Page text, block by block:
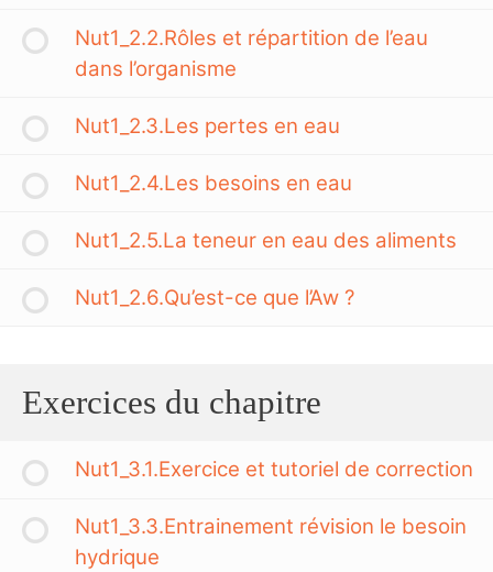
Nut1_2.2.Rôles et répartition de l’eau
dans l’organisme
Nut1_2.3.Les pertes en eau
Nut1_2.4.Les besoins en eau
Nut1_2.5.La teneur en eau des aliments
Nut1_2.6.Qu’est-ce que l’Aw ?
Exercices du chapitre
Nut1_3.1.Exercice et tutoriel de correction
Nut1_3.3.Entrainement révision le besoin
hydrique